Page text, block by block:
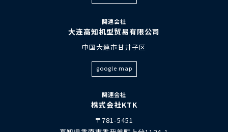
関連会社
大连高知机型贸易有限公司
中国大連市甘井子区
google map
関連会社
株式会社KTK
〒781-5451